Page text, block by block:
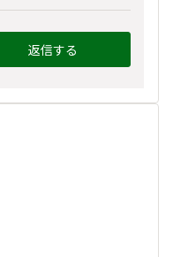
返信する